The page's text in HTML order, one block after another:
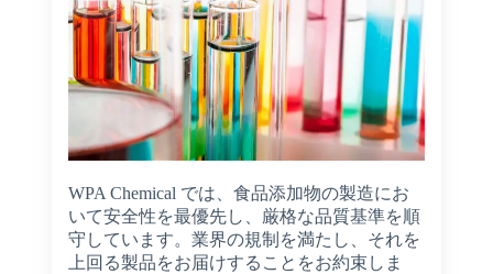
WPA Chemical では、食品添加物の製造にお
いて安全性を最優先し、厳格な品質基準を順
守しています。業界の規制を満たし、それを
上回る製品をお届けすることをお約束しま